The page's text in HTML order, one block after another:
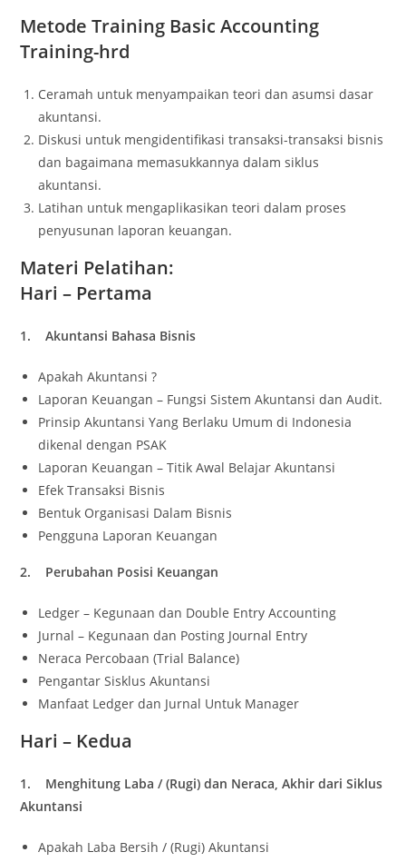
Metode Training Basic Accounting
Training-hrd
Ceramah untuk menyampaikan teori dan asumsi dasar
akuntansi.
Diskusi untuk mengidentifikasi transaksi-transaksi bisnis
dan bagaimana memasukkannya dalam siklus
akuntansi.
Latihan untuk mengaplikasikan teori dalam proses
penyusunan laporan keuangan.
Materi Pelatihan:
Hari – Pertama
1. Akuntansi Bahasa Bisnis
Apakah Akuntansi ?
Laporan Keuangan – Fungsi Sistem Akuntansi dan Audit.
Prinsip Akuntansi Yang Berlaku Umum di Indonesia
dikenal dengan PSAK
Laporan Keuangan – Titik Awal Belajar Akuntansi
Efek Transaksi Bisnis
Bentuk Organisasi Dalam Bisnis
Pengguna Laporan Keuangan
2. Perubahan Posisi Keuangan
Ledger – Kegunaan dan Double Entry Accounting
Jurnal – Kegunaan dan Posting Journal Entry
Neraca Percobaan (Trial Balance)
Pengantar Sisklus Akuntansi
Manfaat Ledger dan Jurnal Untuk Manager
Hari – Kedua
1. Menghitung Laba / (Rugi) dan Neraca, Akhir dari Siklus
Akuntansi
Apakah Laba Bersih / (Rugi) Akuntansi